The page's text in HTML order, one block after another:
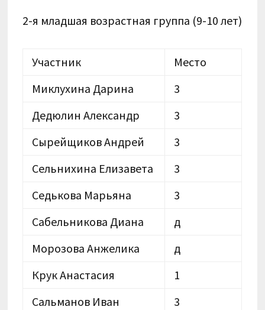
2-я младшая возрастная группа (9-10 лет)
Участник
Место
Миклухина Дарина
3
Дедюлин Александр
3
Сырейщиков Андрей
3
Сельнихина Елизавета
3
Седькова Марьяна
3
Сабельникова Диана
д
Морозова Анжелика
д
Крук Анастасия
1
Сальманов Иван
3